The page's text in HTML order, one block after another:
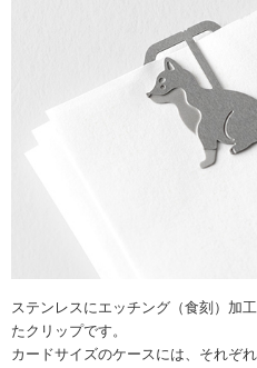
ステンレスにエッチング（食刻）加
たクリップです。
カードサイズのケースには、それぞ